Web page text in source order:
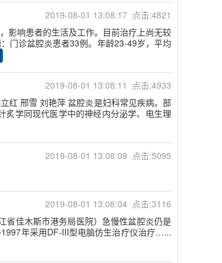
2019-08-01 13:08:17 点击:4821
影响患者的生活及工作。目前治疗上尚无较
门诊盆腔炎患者33例。年龄23-49岁，平均
2019-08-01 13:08:11 点击:4933
红 邢雪 刘艳萍 盆腔炎是妇科常见疾病。部
学同现代医学中的神经内分泌学、电生理
2019-08-01 13:08:09 点击:5095
2019-08-01 13:08:04 点击:3116
省佳木斯市港务局医院）急慢性盆腔炎仍是
年采用DF-III型电脑仿生治疗仪治疗…...